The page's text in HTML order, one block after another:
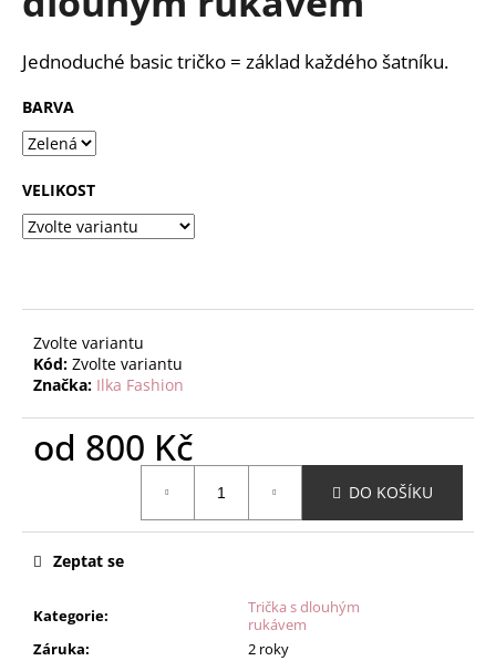
z
hvězdiček.
Jednoduché basic tričko = základ každého šatníku.
BARVA
VELIKOST
Zvolte variantu
Kód: Zvolte variantu
Značka: Ilka Fashion
od 800 Kč
DO KOŠÍKU
Kategorie:
Trička s dlouhým
rukávem
Záruka:
2 roky
Zeptat se
j
e
m
e